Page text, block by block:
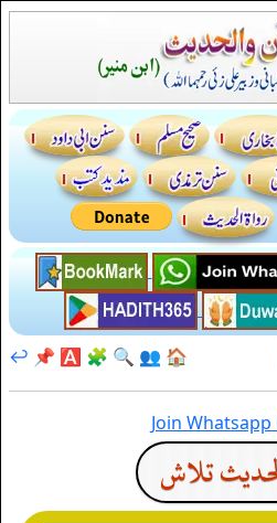
🏠
👥
🔍
🧩
🅰️
📌
↩️
Join Whatsapp
تلاش